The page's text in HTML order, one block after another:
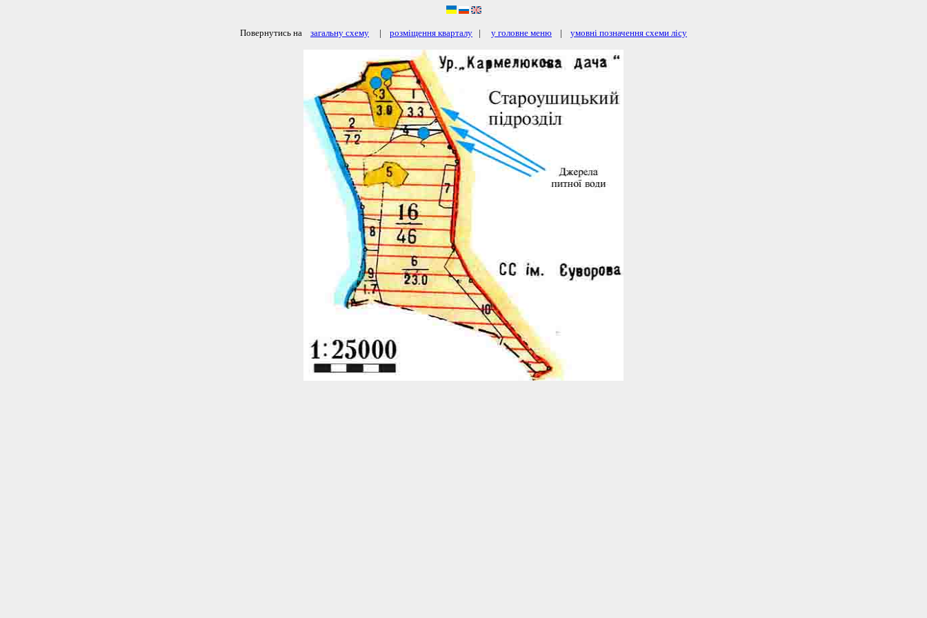
Повернутись на загальну схему | розміщення кварталу | у головне меню | умовні позначення схеми лісу